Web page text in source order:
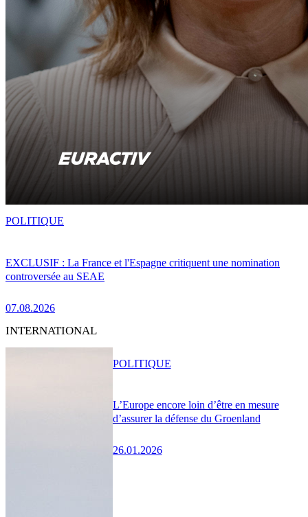
EXCLUSIF : La France et l'Espagne critiquent une nomination
controversée au SEAE
07.08.2026
POLITIQUE
INTERNATIONAL
L’Europe encore loin d’être en mesure
d’assurer la défense du Groenland
26.01.2026
POLITIQUE